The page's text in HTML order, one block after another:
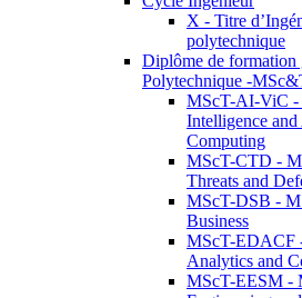
X - Titre
polytechnique
Diplôme de formation
Polytechnique -
MScT-AI-ViC
Intelligence
Computing
MScT-CTD -
Threats and
MScT-DSB -
Business
MScT-EDACF
Analytics and
MScT-EESM -